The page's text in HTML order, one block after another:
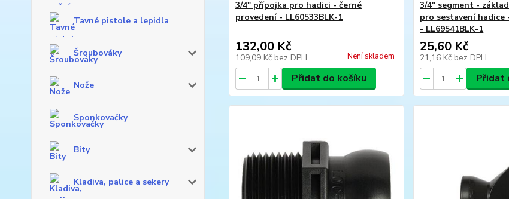
Tavné pistole a lepidla
Šroubováky
Nože
Sponkovačky
Bity
Kladiva, palice a sekery
3/4" přípojka pro hadici - černé
provedení - LL60533BLK-1
132,00 Kč
109,09 Kč bez DPH Není skladem
Přidat do košíku
3/4" segment -
pro sestavení hadice
- LL69541BLK-1
25,60 Kč
21,16 Kč bez DPH
Přidat